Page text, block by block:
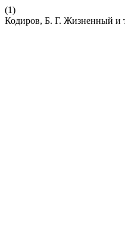
(1)
Кодиров, Б. Г. Жизненный и